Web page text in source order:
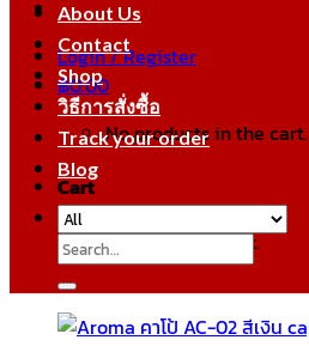
Login / Register
฿0.00
No products in the cart.
Cart
No products in the cart.
About Us
Contact
Shop
วิธีการสั่งซื้อ
Track your order
Blog
Search
for: